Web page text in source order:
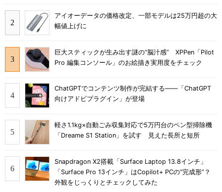
アイオーデータの価格改定、一部モデルは25万円超の大
幅値上げに
巨大スティックが生み出す謎の“脳汁感” XPPen「Pilot
Pro 編集コンソール」のお絵描き実用度をチェック
ChatGPTでコンテンツ制作が完結する――「ChatGPT
向けアドビプラグイン」が登場
軽さ1.1kg×自動ごみ収集対応で5万円台のペン型掃除機
「Dreame S1 Station」を試す 見えた長所と短所
Snapdragon X2搭載「Surface Laptop 13.8インチ」
「Surface Pro 13インチ」はCopilot+ PCの“完成形”？
外観をじっくりとチェックしてみた